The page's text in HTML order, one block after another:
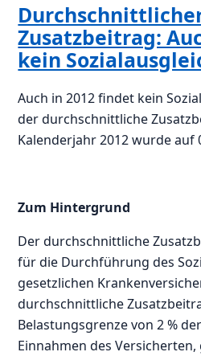
Zusatzbeitrag:
kein
Auch in 2012 findet kein
der durchschnittliche
Kalenderjahr 2012 wurde auf
Zum Hintergrund
Der durchschnittliche
für die Durchführung des
gesetzlichen
durchschnittliche
Belastungsgrenze von 2 %
Einnahmen des